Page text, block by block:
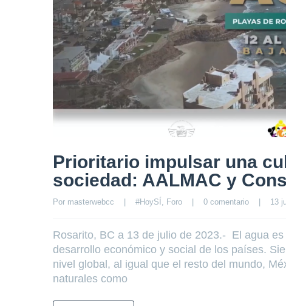
Prioritario impulsar una
sociedad: AALMAC y
Por masterwebcc #HoySÍ , Foro 0 comentario 13
Rosarito, BC a 13 de julio de 2023.- El agua
desarrollo económico y social de los países.
nivel global, al igual que el resto del mundo,
naturales como